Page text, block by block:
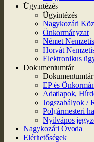
Ügyintézés
Ügyintézés
Nagykozári
Önkormányzat
Német
Horvát
Elektronikus
Dokumentumtár
Dokumentumtár
EP és
Adatlapok,
Jogszabályok /
Polgármesteri
Nyilvános
Nagykozári Óvoda
Elérhetőségek